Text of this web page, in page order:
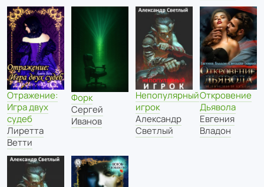
Отражение:
Игра двух
судеб
Лиретта
Ветти
Форк
Сергей
Иванов
Непопулярный
игрок
Александр
Светлый
Откровение
Дьявола
Евгения
Владон